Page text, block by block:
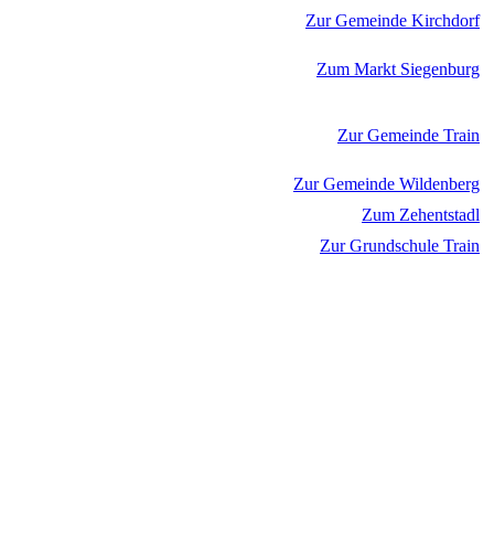
Zur Gemeinde Kirchdorf
Zum Markt Siegenburg
Zur Gemeinde Train
Zur Gemeinde Wildenberg
Zum Zehentstadl
Zur Grundschule Train